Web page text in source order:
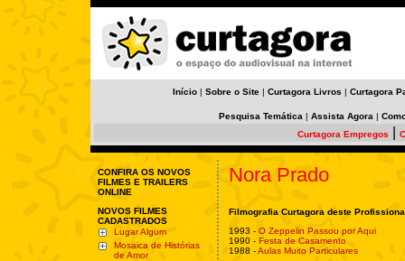
Início | Sobre o Site | Curtagora Livros | Curtagora
Pesquisa Temática | Assista Agora |
Curtagora Empregos
CONFIRA OS NOVOS
FILMES E TRAILERS
ONLINE
NOVOS FILMES
CADASTRADOS
Lugar Algum
Mosaica de Histórias
de Amor
Nora Prado
Filmografia Curtagora deste
1993 - O Zeppelin Passou por Aqui
1990 - Festa de Casamento
1988 -Aulas Muito Particulares